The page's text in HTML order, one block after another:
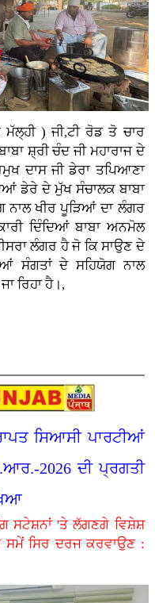
ਮੱਲ੍ਹੀ )ਜੀ,ਟੀ ਰੋਡ ਤੋ ਚਾਰ
ਸ਼੍ਰੀ ਚੰਦ ਜੀ ਮਹਾਰਾਜ ਦੇ
ਦਾਸ ਜੀ ਡੇਰਾ ਤਪਿਆਣਾ
ਡੇਰੇ ਦੇ ਮੁੱਖ ਸੰਚਾਲਕ ਬਾਬਾ
ਨਾਲ ਖੀਰ ਪੂੜਿਆਂ ਦਾ ਲੰਗਰ
ਦਿੰਦਿਆਂ ਬਾਬਾ ਅਨਮੋਲ
ਲੰਗਰ ਹੈ ਜੋ ਕਿ ਸਾਉਣ ਦੇ
ਸੰਗਤਾਂ ਦੇ ਸਹਿਯੋਗ ਨਾਲ
ਰਿਹਾ ਹੈ।,
ਸਿਆਸੀ ਪਾਰਟੀਆਂ
2026 ਦੀ ਪ੍ਰਗਤੀ
ਸਟੇਸ਼ਨਾਂ 'ਤੇ ਲੱਗਣਗੇ ਵਿਸ਼ੇਸ਼
ਸਿਰ ਦਰਜ ਕਰਵਾਉਣ :